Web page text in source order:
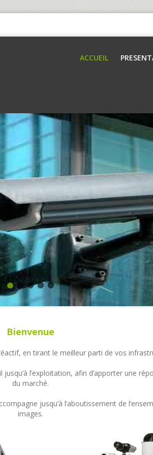
ACCUEIL
Bienvenue
en tirant le meilleur parti de vos
l’exploitation, afin d’apporter une
du marché.
jusqu’à l’aboutissement de
images.